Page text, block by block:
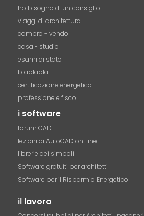
ho bisogno di un consiglio
viaggi di architettura
compro - vendo
casa - studio
esami di stato
blablabla
certificazione energetica
professione e fisco
i software
forum CAD
lezioni di AutoCAD on-line
librerie dei simboli
Software gratuiti per architetti
Software per il Risparmio Energetico
il lavoro